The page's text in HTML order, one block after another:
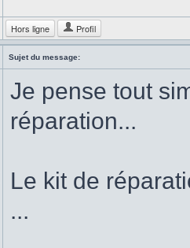
Hors ligne Profil
Sujet du message:
Je pense tout
réparation...
Le kit de
...